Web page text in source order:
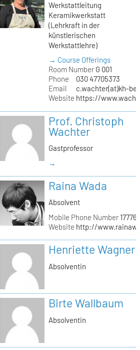
Werkstattleitung
Keramikwerkstatt
(Lehrkraft in der
künstlerischen
Werkstattlehre)
→ Course Offerings
Room NumberG 001
Phone
030 47705373
Email
c.wachter(at)kh-
Website https://
Prof. Christoph
Wachter
Gastprofessor
→
Raina Wada
Absolvent
Mobile Phone Number
Website http://
Henriette Wagner
Absolventin
Birte Wallbaum
Absolventin